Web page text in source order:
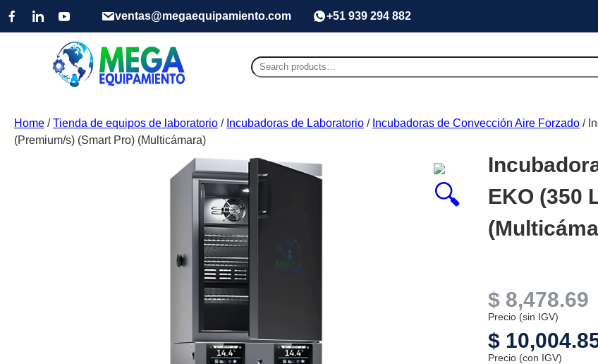
ventas@megaequipamiento.com +51 939 294 882
Search
for:
Home /Tienda de equipos de laboratorio / Incubadoras de Laboratorio / Incubadoras de Convección Aire Forzado /
(Premium/s) (Smart Pro) (Multicámara)
EKO (350
$ 8,478.69
Precio (sin IGV)
$
Precio (con IGV)